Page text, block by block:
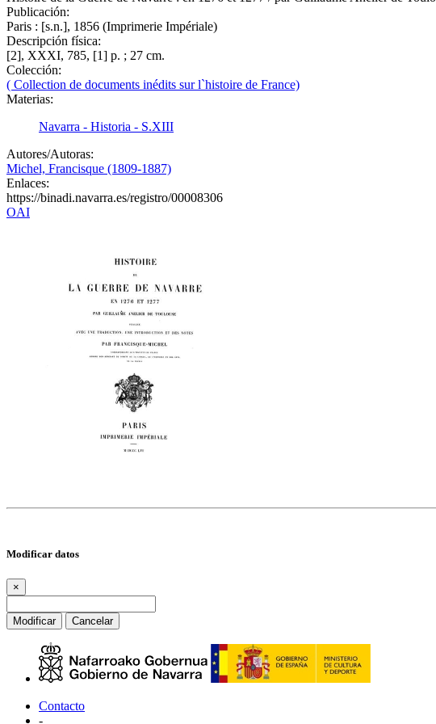
Publicación:
Paris : [s.n.], 1856 (Imprimerie Impériale)
Descripción física:
[2], XXXI, 785, [1] p. ; 27 cm.
Colección:
( Collection de documents inédits sur l`histoire de France)
Materias:
Navarra - Historia - S.XIII
Autores/Autoras:
Michel, Francisque (1809-1887)
Enlaces:
https://binadi.navarra.es/registro/00008306
OAI
Modificar datos
×
Modificar Cancelar
Contacto
-